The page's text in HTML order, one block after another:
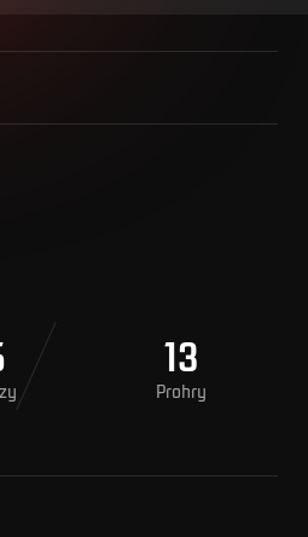
13
Prohry